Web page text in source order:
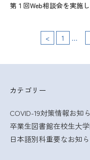
第１回Web相談会を実施
< 1 …
カテゴリー
COVID-19対策情報お知
卒業生図書館在校生大
日本語別科重要なお知